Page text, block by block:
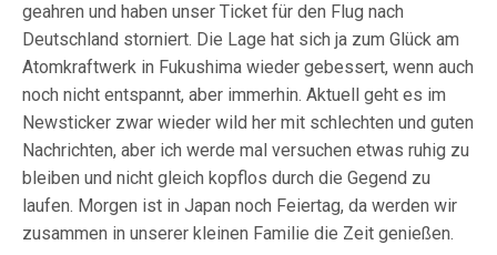
geahren und haben unser Ticket für den Flug nach
Deutschland storniert. Die Lage hat sich ja zum Glück am
Atomkraftwerk in Fukushima wieder gebessert, wenn auch
noch nicht entspannt, aber immerhin. Aktuell geht es im
Newsticker zwar wieder wild her mit schlechten und guten
Nachrichten, aber ich werde mal versuchen etwas ruhig zu
bleiben und nicht gleich kopflos durch die Gegend zu
laufen. Morgen ist in Japan noch Feiertag, da werden wir
zusammen in unserer kleinen Familie die Zeit genießen.